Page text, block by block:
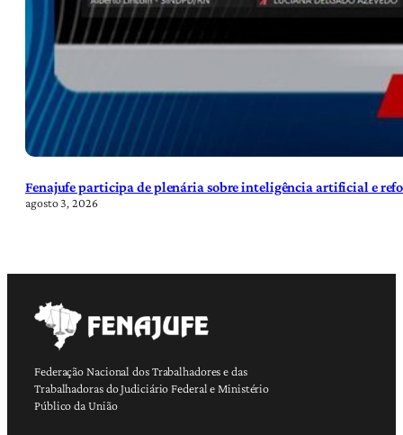
Fenajufe participa de plenária sobre inteligência artificial e
agosto 3, 2026
Federação Nacional dos Trabalhadores e das
Trabalhadoras do Judiciário Federal e Ministério
Público da União